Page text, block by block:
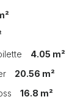
4.05 m²
20.56 m²
16.8 m²